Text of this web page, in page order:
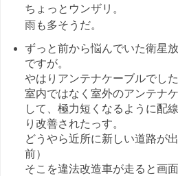
ちょっとウンザリ。
雨も多そうだ。
ずっと前から悩んでいた衛星
ですが。
やはりアンテナケーブルでした
室内ではなく室外のアンテナ
して、極力短くなるように配
り改善されたっす。
どうやら近所に新しい道路が
前）
そこを違法改造車が走ると画